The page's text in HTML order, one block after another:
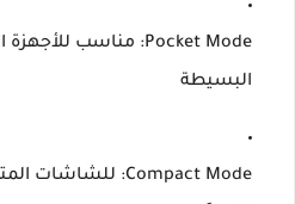
Pocket Mode: مناسب للأجهزة
البسيطة
Compact Mode: للشاشات